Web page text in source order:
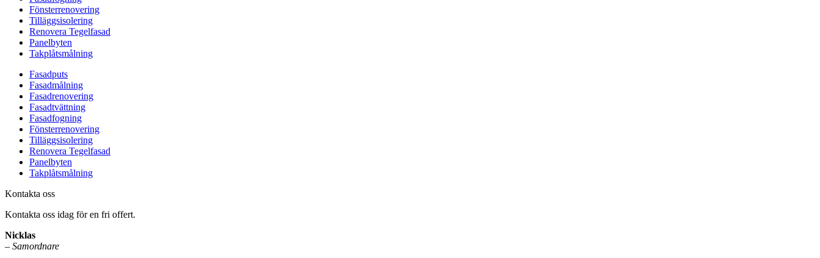
Fönsterrenovering
Tilläggsisolering
Renovera Tegelfasad
Panelbyten
Takplåtsmålning
Fasadputs
Fasadmålning
Fasadrenovering
Fasadtvättning
Fasadfogning
Fönsterrenovering
Tilläggsisolering
Renovera Tegelfasad
Panelbyten
Takplåtsmålning
Kontakta oss
Kontakta oss idag för en fri offert.
Nicklas
– Samordnare